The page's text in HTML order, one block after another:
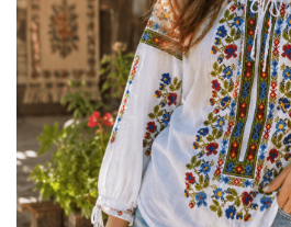
Tricouri
Treninguri
Ii traditionale
Rochii traditionale
Rochii Elegante
Costume populare
Jucarii